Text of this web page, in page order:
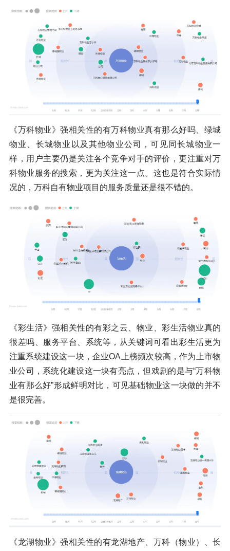
《万科物业》强相关性的有万科物业真有那么好吗、绿城
物业、长城物业以及其他物业公司，可见同长城物业一
样，用户主要仍是关注各个竞争对手的评价，更注重对万
科物业服务的搜索，更为关注这一点。这也是符合实际情
况的，万科自有物业项目的服务质量还是很不错的。
《彩生活》强相关性的有彩之云、物业、彩生活物业真的
很差吗、服务平台、系统等，从关键词可看出彩生活更为
注重系统建设这一块，企业OA上榜频次较高，作为上市物
业公司，系统化建设这一块有亮点，但戏剧的是与“万科物
业有那么好”形成鲜明对比，可见基础物业这一块做的并不
是很完善。
《龙湖物业》强相关性的有龙湖地产、万科（物业）、长